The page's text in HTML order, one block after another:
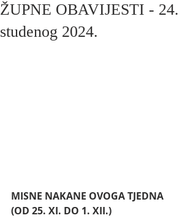
ŽUPNE OBAVIJESTI - 24.
studenog 2024.
MISNE NAKANE OVOGA TJEDNA
(OD 25. XI. DO 1. XII.)